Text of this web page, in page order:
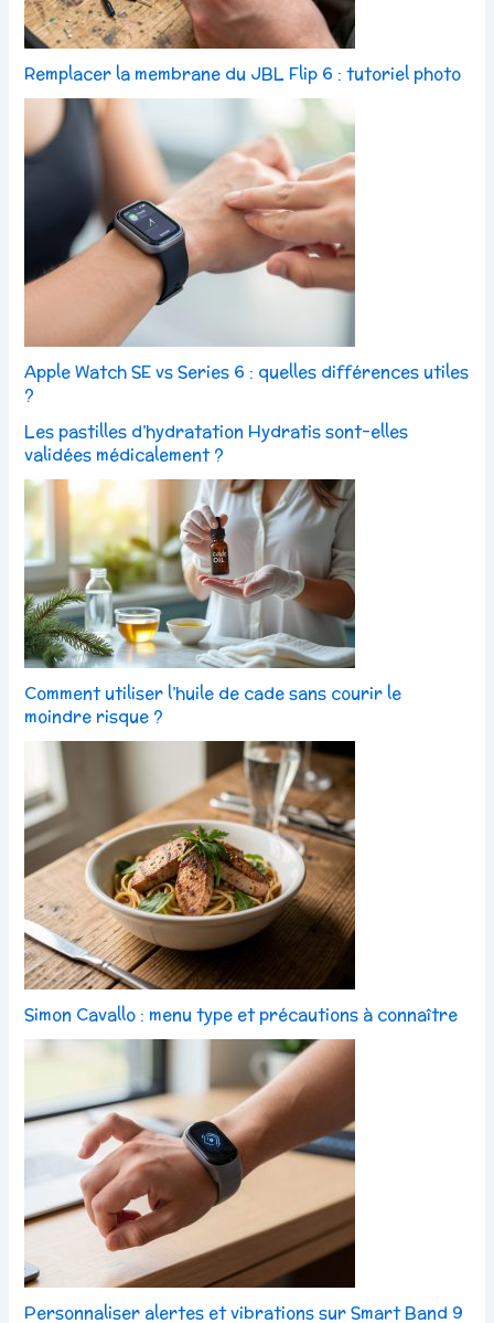
Remplacer la membrane du JBL Flip 6 : tutoriel photo
Apple Watch SE vs Series 6 : quelles différences utiles
?
Les pastilles d’hydratation Hydratis sont-elles
validées médicalement ?
Comment utiliser l’huile de cade sans courir le
moindre risque ?
Simon Cavallo : menu type et précautions à connaître
Personnaliser alertes et vibrations sur Smart Band 9